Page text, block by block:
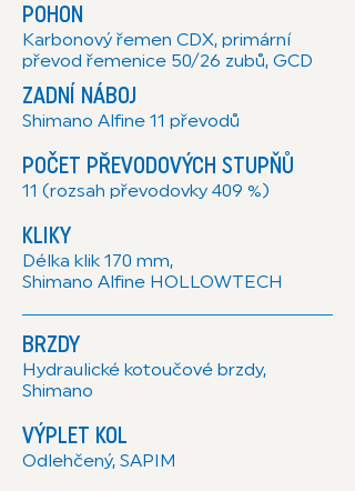
POHON
Karbonový řemen CDX, primární
převod řemenice 50/26 zubů, GCD
ZADNÍ NÁBOJ
Shimano Alfine 11 převodů
POČET PŘEVODOVÝCH STUPŇŮ
11 (rozsah převodovky 409 %)
KLIKY
Délka klik 170 mm,
Shimano Alfine HOLLOWTECH
BRZDY
Hydraulické kotoučové brzdy,
Shimano
VÝPLET KOL
Odlehčený, SAPIM